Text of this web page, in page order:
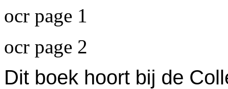
ocr page 1
ocr page 2
Dit boek hoort bij de